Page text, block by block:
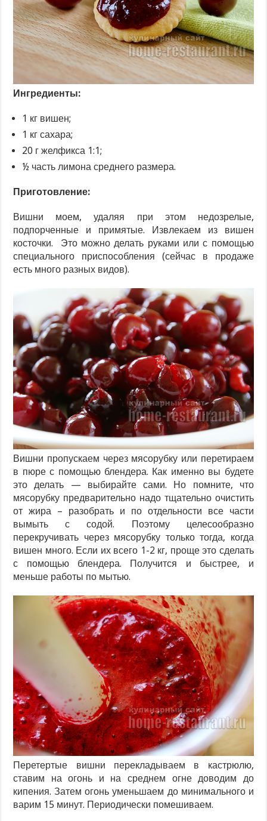
Ингредиенты:
1 кг вишен;
1 кг сахара;
20 г желфикса 1:1;
½ часть лимона среднего размера.
Приготовление:
Вишни моем, удаляя при этом недозрелые,
подпорченные и примятые. Извлекаем из вишен
косточки. Это можно делать руками или с помощью
специального приспособления (сейчас в продаже
есть много разных видов).
Вишни пропускаем через мясорубку или перетираем
в пюре с помощью блендера. Как именно вы будете
это делать — выбирайте сами. Но помните, что
мясорубку предварительно надо тщательно очистить
от жира – разобрать и по отдельности все части
вымыть с содой. Поэтому целесообразно
перекручивать через мясорубку только тогда, когда
вишен много. Если их всего 1-2 кг, проще это сделать
с помощью блендера. Получится и быстрее, и
меньше работы по мытью.
Перетертые вишни перекладываем в кастрюлю,
ставим на огонь и на среднем огне доводим до
кипения. Затем огонь уменьшаем до минимального и
варим 15 минут. Периодически помешиваем.